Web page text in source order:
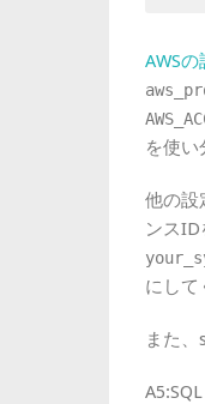
AWS
を使い
他の設
ンスID
にして
また、s